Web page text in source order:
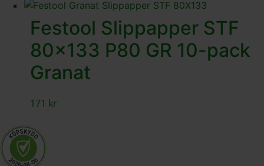
Festool Slippapper STF
80×133 P80 GR 10-pack
Granat
171 kr